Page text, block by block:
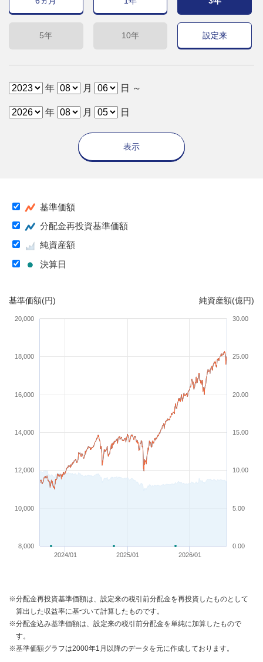
5年 10年 設定来
年 月 日 ～
年 月 日
表示
基準価額
分配金再投資基準価額
純資産額
決算日
基準価額(円) 純資産額(億円)
2024/01 2025/01 2026/01
8,000
12,000
16,000
20,000
10,000
14,000
18,000
0.00
30.00
5.00
10.00
15.00
20.00
25.00
※分配金再投資基準価額は、設定来の税引前分配金を再投資したものとして
算出した収益率に基づいて計算したものです。
※分配金込み基準価額は、設定来の税引前分配金を単純に加算したもので
す。
※基準価額グラフは2000年1月以降のデータを元に作成しております。